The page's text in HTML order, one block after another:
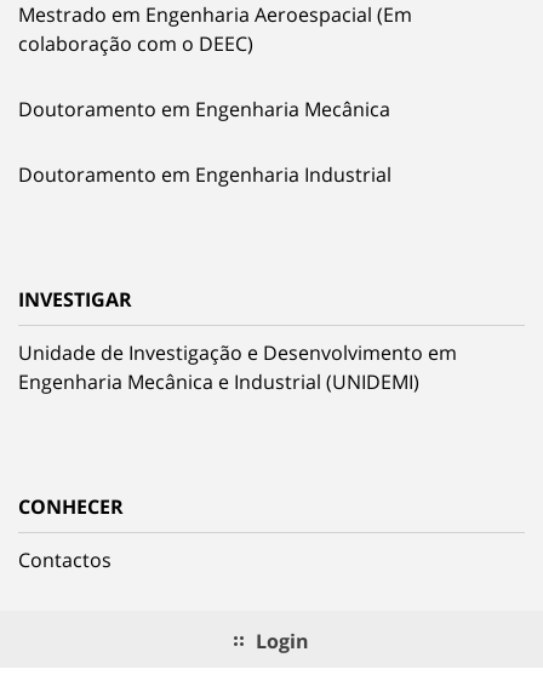
Mestrado em Engenharia Aeroespacial (Em
colaboração com o DEEC)
Doutoramento em Engenharia Mecânica
Doutoramento em Engenharia Industrial
INVESTIGAR
Unidade de Investigação e Desenvolvimento em
Engenharia Mecânica e Industrial (UNIDEMI)
CONHECER
Contactos
Login